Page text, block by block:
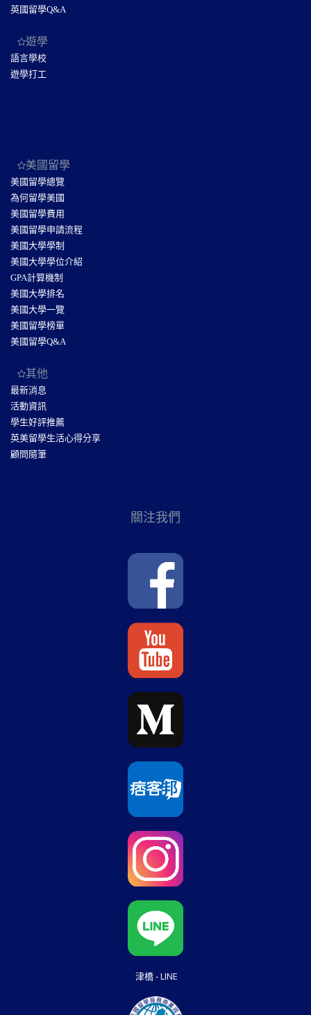
英國留學Q&A
遊學
語言學校
遊學打工
美國留學
美國留學總覽
為何留學美國
美國留學費用
美國留學申請流程
美國大學學制
美國大學學位介紹
GPA計算機制
美國大學排名
美國大學一覽
美國留學榜單
美國留學Q&A
其他
最新消息
活動資訊
學生好評推薦
英美留學生活心得分享
顧問隨筆
關注我們
津橋 - LINE